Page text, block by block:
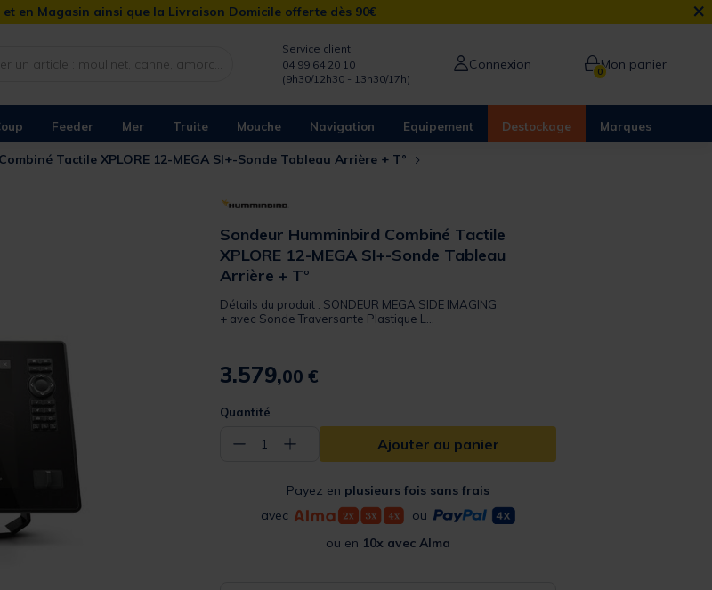
en Magasin ainsi que la Livraison Domicile offerte dès 90€ ×
Service client
04 99 64 20 10
(9h30/12h30 - 13h30/17h)
Connexion 0Mon panier
Feeder Mer Truite Mouche Navigation Equipement Destockage Marques
Tactile XPLORE 12-MEGA SI+-Sonde Tableau Arrière + T°
Sondeur Humminbird Combiné Tactile
XPLORE 12-MEGA SI+-Sonde Tableau
Arrière + T°
Détails du produit : SONDEUR MEGA SIDE IMAGING
+ avec Sonde Traversante Plastique L...
3.579,00 €
Quantité
− 1 + Ajouter au panier
Payez en plusieurs fois sans frais
avec
ou
ou en 10x avec Alma